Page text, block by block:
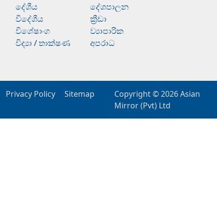
දේශීය
දේශපාලන
විදේශීය
ක්‍රීඩා
විශේෂාංග
ව්‍යාපාරික
විද්‍යා / තාක්ෂණ
අපරාධ
Privacy Policy Sitemap Copyright © 2026Asian
Mirror (Pvt) Ltd